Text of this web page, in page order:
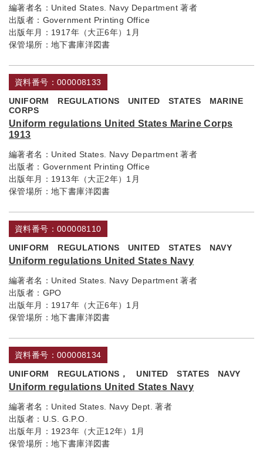
編著者名： United States. Navy Department 著者
出版者： Government Printing Office
出版年月： 1917年（大正6年）1月
保管場所： 地下書庫洋図書
資料番号：000008133
UNIFORM REGULATIONS UNITED STATES MARINE
CORPS
Uniform regulations United States Marine Corps
1913
編著者名： United States. Navy Department 著者
出版者： Government Printing Office
出版年月： 1913年（大正2年）1月
保管場所： 地下書庫洋図書
資料番号：000008110
UNIFORM REGULATIONS UNITED STATES NAVY
Uniform regulations United States Navy
編著者名： United States. Navy Department 著者
出版者： GPO
出版年月： 1917年（大正6年）1月
保管場所： 地下書庫洋図書
資料番号：000008134
UNIFORM REGULATIONS， UNITED STATES NAVY
Uniform regulations United States Navy
編著者名： United States. Navy Dept. 著者
出版者： U.S. G.P.O.
出版年月： 1923年（大正12年）1月
保管場所： 地下書庫洋図書